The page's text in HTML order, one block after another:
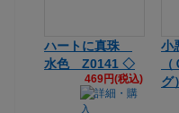
ハートに真珠
水色 Z0141 ◇
469円(税込)
小